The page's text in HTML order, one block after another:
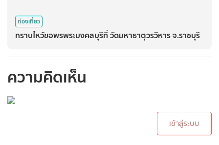
ท่องเที่ยว
กราบไหว้ขอพรพระมงคลบุรีที่ วัดมหาธาตุวรวิหาร จ.ราชบุรี
ความคิดเห็น
เข้าสู่ระบบ